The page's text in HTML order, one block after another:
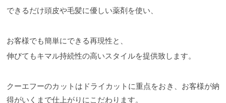
できるだけ頭皮や毛髪に優しい薬剤を使い、
お客様でも簡単にできる再現性と、
伸びてもキマル持続性の高いスタイルを提供致します。
クーエフーのカットはドライカットに重点をおき、お客様が納
得がいくまで仕上がりにこだわります。